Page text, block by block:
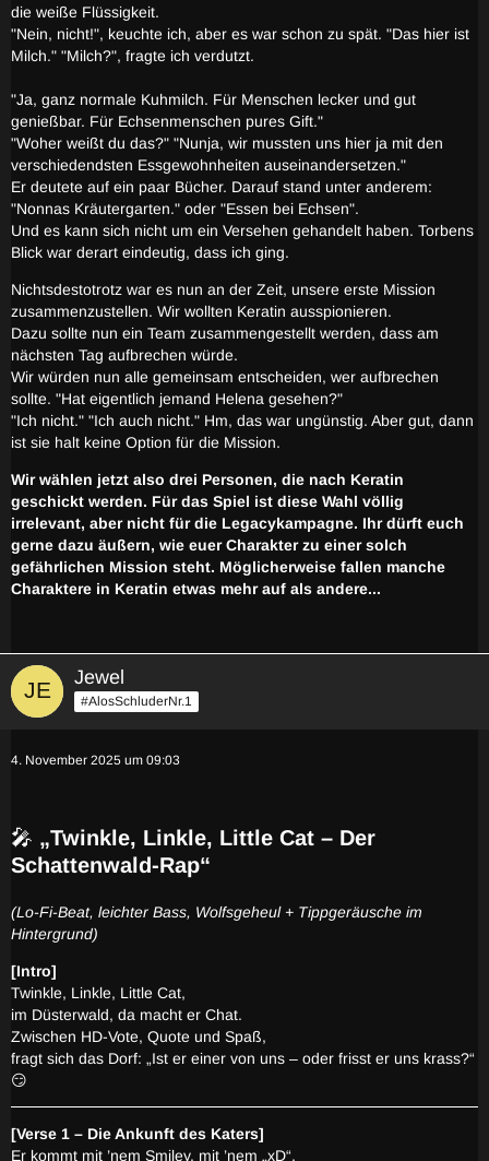
die weiße Flüssigkeit.
"Nein, nicht!", keuchte ich, aber es war schon zu spät. "Das hier ist
Milch." "Milch?", fragte ich verdutzt.
"Ja, ganz normale Kuhmilch. Für Menschen lecker und gut
genießbar. Für Echsenmenschen pures Gift."
"Woher weißt du das?" "Nunja, wir mussten uns hier ja mit den
verschiedendsten Essgewohnheiten auseinandersetzen."
Er deutete auf ein paar Bücher. Darauf stand unter anderem:
"Nonnas Kräutergarten." oder "Essen bei Echsen".
Und es kann sich nicht um ein Versehen gehandelt haben. Torbens
Blick war derart eindeutig, dass ich ging.
Nichtsdestotrotz war es nun an der Zeit, unsere erste Mission
zusammenzustellen. Wir wollten Keratin ausspionieren.
Dazu sollte nun ein Team zusammengestellt werden, dass am
nächsten Tag aufbrechen würde.
Wir würden nun alle gemeinsam entscheiden, wer aufbrechen
sollte. "Hat eigentlich jemand Helena gesehen?"
"Ich nicht." "Ich auch nicht." Hm, das war ungünstig. Aber gut, dann
ist sie halt keine Option für die Mission.
Wir wählen jetzt also drei Personen, die nach Keratin
geschickt werden. Für das Spiel ist diese Wahl völlig
irrelevant, aber nicht für die Legacykampagne. Ihr dürft euch
gerne dazu äußern, wie euer Charakter zu einer solch
gefährlichen Mission steht. Möglicherweise fallen manche
Charaktere in Keratin etwas mehr auf als andere...
Jewel
#AlosSchluderNr.1
4. November 2025 um 09:03
🎤 „Twinkle, Linkle, Little Cat – Der
Schattenwald-Rap“
(Lo-Fi-Beat, leichter Bass, Wolfsgeheul + Tippgeräusche im
Hintergrund)
[Intro]
Twinkle, Linkle, Little Cat,
im Düsterwald, da macht er Chat.
Zwischen HD-Vote, Quote und Spaß,
fragt sich das Dorf: „Ist er einer von uns – oder frisst er uns krass?“
😏
[Verse 1 – Die Ankunft des Katers]
Er kommt mit ’nem Smiley, mit ’nem „xD“,